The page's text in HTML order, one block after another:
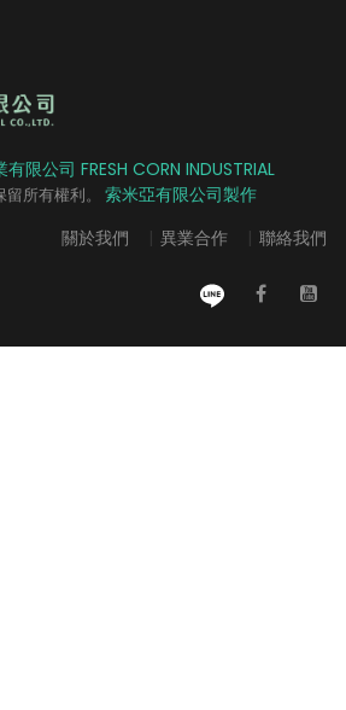
限公司 FRESH CORN INDUSTRIAL
所有權利。 索米亞有限公司製作
關於我們
| 異業合作 | 聯絡我們